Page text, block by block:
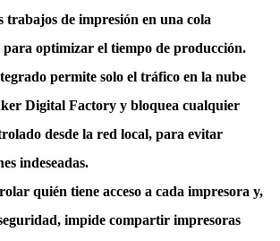
trabajos de impresión en una cola
para optimizar el tiempo de producción.
permite solo el tráfico en la nube
Digital Factory y bloquea cualquier
desde la red local, para evitar
indeseadas.
quién tiene acceso a cada impresora y,
impide compartir impresoras